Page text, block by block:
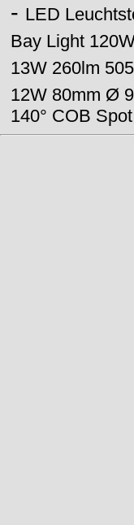
- LED
Bay Light
13W 260lm
12W 80mm Ø
140° COB